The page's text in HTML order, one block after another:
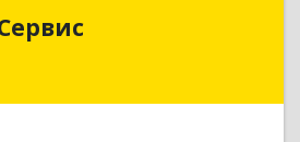
обл, Шахты г, Советская ул,